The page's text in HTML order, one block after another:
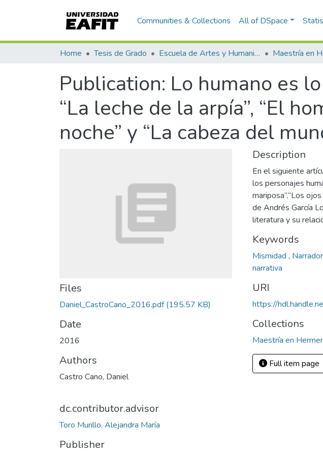
Communities & Collections All of DSpace
Home Tesis de Grado Escuela de Artes y Humanidades
Publication: Lo humano es
“La leche de la arpía”, “El
noche” y “La cabeza del
Files
Daniel_CastroCano_2016.pdf(195.57 KB)
Date
2016
Authors
Castro Cano, Daniel
dc.contributor.advisor
Toro Murillo, Alejandra María
Publisher
Description
En el siguiente
los personajes
mariposa”,“Los
de Andrés García
literatura y su
Keywords
Mismidad ,
narrativa
URI
https://
Collections
Maestría en
Full item page